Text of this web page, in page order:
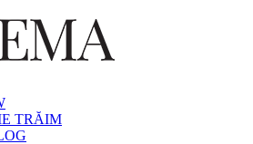
TRĂIM